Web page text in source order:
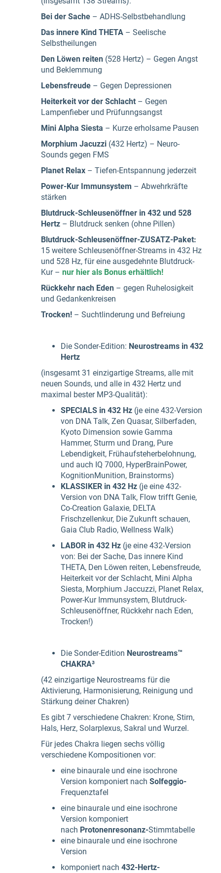
Bei der Sache – ADHS-Selbstbehandlung
Das innere Kind THETA – Seelische
Selbstheilungen
Den Löwen reiten (528 Hertz) – Gegen Angst
und Beklemmung
Lebensfreude – Gegen Depressionen
Heiterkeit vor der Schlacht – Gegen
Lampenfieber und Prüfunngsangst
Mini Alpha Siesta – Kurze erholsame Pausen
Morphium Jacuzzi (432 Hertz) – Neuro-
Sounds gegen FMS
Planet Relax – Tiefen-Entspannung jederzeit
Power-Kur Immunsystem – Abwehrkräfte
stärken
Blutdruck-Schleusenöffner in 432 und 528
Hertz – Blutdruck senken (ohne Pillen)
Blutdruck-Schleusenöffner-ZUSATZ-Paket:
15 weitere Schleusenöffner-Streams in 432 Hz
und 528 Hz, für eine ausgedehnte Blutdruck-
Kur – nur hier als Bonus erhältlich!
Rückkehr nach Eden – gegen Ruhelosigkeit
und Gedankenkreisen
Trocken! – Suchtlinderung und Befreiung
Die Sonder-Edition: Neurostreams in 432
Hertz
(insgesamt 31 einzigartige Streams, alle mit
neuen Sounds, und alle in 432 Hertz und
maximal bester MP3-Qualität):
SPECIALS in 432 Hz (je eine 432-Version
von DNA Talk, Zen Quasar, Silberfaden,
Kyoto Dimension sowie Gamma
Hammer, Sturm und Drang, Pure
Lebendigkeit, Frühaufsteherbelohnung,
und auch IQ 7000, HyperBrainPower,
KognitionMunition, Brainstorms)
KLASSIKER in 432 Hz (je eine 432-
Version von DNA Talk, Flow trifft Genie,
Co-Creation Galaxie, DELTA
Frischzellenkur, Die Zukunft schauen,
Gaia Club Radio, Wellness Walk)
LABOR in 432 Hz (je eine 432-Version
von: Bei der Sache, Das innere Kind
THETA, Den Löwen reiten, Lebensfreude,
Heiterkeit vor der Schlacht, Mini Alpha
Siesta, Morphium Jaccuzzi, Planet Relax,
Power-Kur Immunsystem, Blutdruck-
Schleusenöffner, Rückkehr nach Eden,
Trocken!)
Die Sonder-Edition Neurostreams™
CHAKRA³
(42 einzigartige Neurostreams für die
Aktivierung, Harmonisierung, Reinigung und
Stärkung deiner Chakren)
Es gibt 7 verschiedene Chakren: Krone, Stirn,
Hals, Herz, Solarplexus, Sakral und Wurzel.
Für jedes Chakra liegen sechs völlig
verschiedene Kompositionen vor:
eine binaurale und eine isochrone
Version komponiert nach Solfeggio-
Frequenztafel
eine binaurale und eine isochrone
Version komponiert
nach Protonenresonanz-Stimmtabelle
eine binaurale und eine isochrone
Version
komponiert nach 432-Hertz-